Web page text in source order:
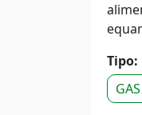
Tipo:
GAS